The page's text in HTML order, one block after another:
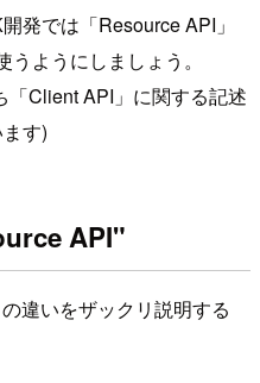
発では「Resource API」
ようにしましょう。
Client API」に関する記述
す)
API"
違いをザックリ説明する